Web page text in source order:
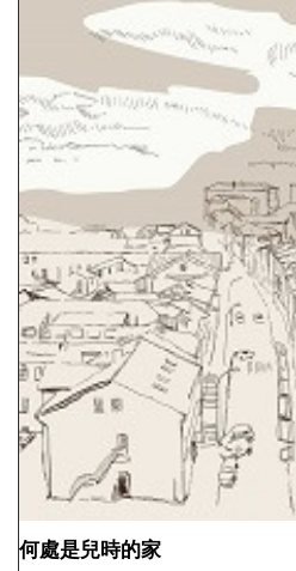
何處是兒時的家